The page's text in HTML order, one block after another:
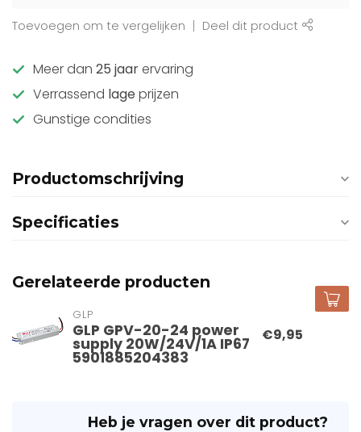
Toevoegen om te vergelijken Deel dit product
Meer dan 25 jaarervaring
Verrassend lage prijzen
Gunstige condities
Productomschrijving
Specificaties
Gerelateerde producten
GLP
GLP GPV-20-24 power
supply 20W/24V/1A IP67
5901885204383
€9,95
Heb je vragen over dit product?